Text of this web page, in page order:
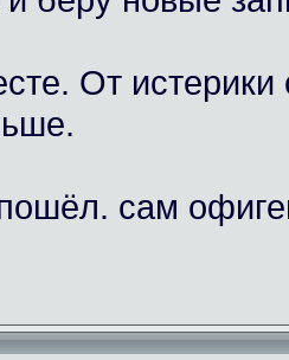
От истерики
сам